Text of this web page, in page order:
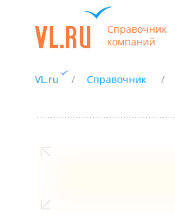
Справочник
компаний
VL.ru Справочник